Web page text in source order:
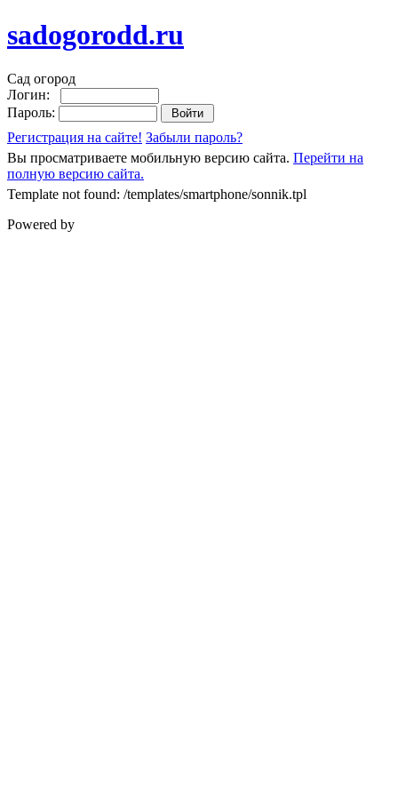
sadogorodd.ru
Сад огород
Логин:
Пароль:
Регистрация на сайте! Забыли пароль?
Вы просматриваете мобильную версию сайта. Перейти на
полную версию сайта.
Template not found: /templates/smartphone/sonnik.tpl
Powered by